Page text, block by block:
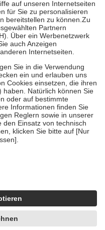
für Online-Apotheken.
beträgt die
zehn Euro je
für ihre eigene Gesundheit zu
Familie zu unterstützen,
18. Lebensjahr
die von der
um echte Bewertungen
4419944605341
Zuhilfenahme künstlicher